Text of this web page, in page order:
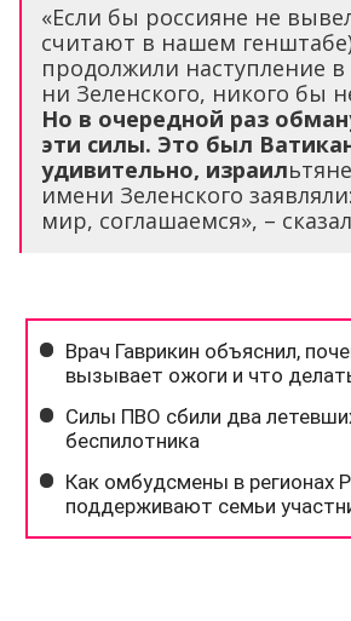
«Если бы россияне не
считают в нашем
продолжили наступление
ни Зеленского, никого бы
Но в очередной раз
эти силы. Это был
удивительно, израил
имени Зеленского
мир, соглашаемся», –